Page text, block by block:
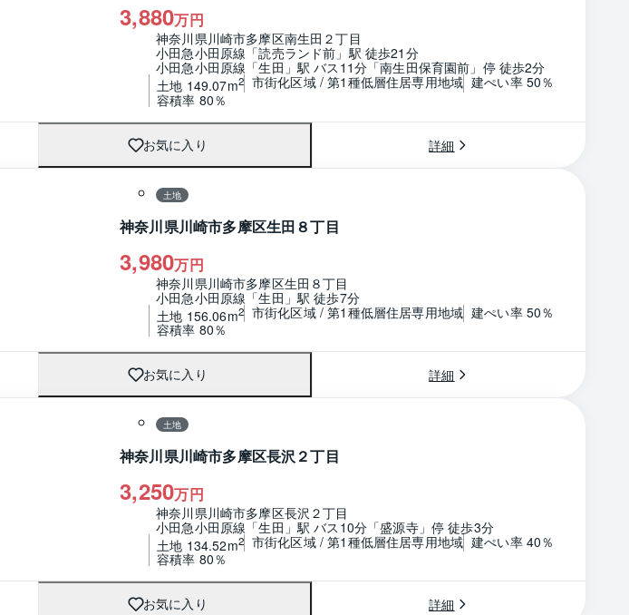
3,880万円
神奈川県川崎市多摩区南生田２丁目
小田急小田原線「読売ランド前」駅 徒歩21分
小田急小田原線「生田」駅 バス11分「南生田保育園前」停 徒歩2分
土地 149.07m2 市街化区域 / 第1種低層住居専用地域 建ぺい率 50％
容積率 80％
お気に入り 詳細
土地
神奈川県川崎市多摩区生田８丁目
3,980万円
神奈川県川崎市多摩区生田８丁目
小田急小田原線「生田」駅 徒歩7分
土地 156.06m2 市街化区域 / 第1種低層住居専用地域 建ぺい率 50％
容積率 80％
お気に入り 詳細
土地
神奈川県川崎市多摩区長沢２丁目
3,250万円
神奈川県川崎市多摩区長沢２丁目
小田急小田原線「生田」駅 バス10分「盛源寺」停 徒歩3分
土地 134.52m2 市街化区域 / 第1種低層住居専用地域 建ぺい率 40％
容積率 80％
お気に入り 詳細